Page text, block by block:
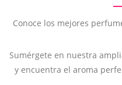
Conoce los mejores
Sumérgete en nuestra
y encuentra el aroma